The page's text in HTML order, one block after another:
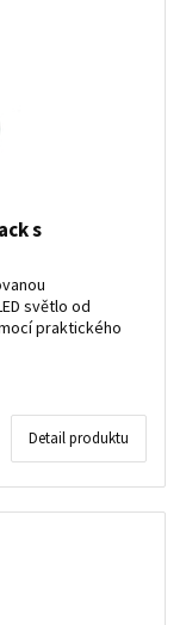
s
světlo od
praktického
Detail produktu